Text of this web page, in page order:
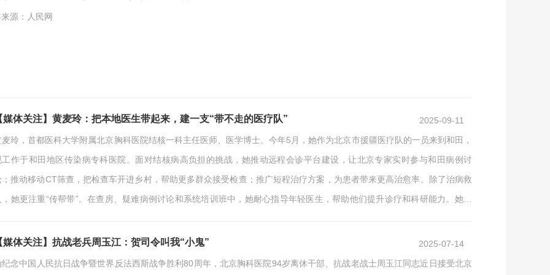
源：人民网
媒体关注】黄麦玲：把本地医生带起来，建一支“带不走的医疗队”
2025-09-11
麦玲，首都医科大学附属北京胸科医院结核一科主任医师、医学博士。今年5月，她作为北京市援疆医疗队的一员来到和田，
工作于和田地区传染病专科医院。面对结核病高负担的挑战，她推动远程会诊平台建设，让北京专家实时参与和田病例讨
；推动移动CT筛查，把检查车开进乡村，帮助更多群众接受检查；推广短程治疗方案，为患者带来更高治愈率。除了治病救
，她更注重“传帮带”。在查房、疑难病例讨论和系统培训班中，她耐心指导年轻医生，帮助他们提升诊疗和科研能力。她常
康未来筑起坚实屏障。《医路生花》是北京市…
媒体关注】抗战老兵周玉江：贺司令叫我“小鬼”
2025-07-14
纪念中国人民抗日战争暨世界反法西斯战争胜利80周年，北京胸科医院94岁离休干部、抗战老战士周玉江同志近日接受北京